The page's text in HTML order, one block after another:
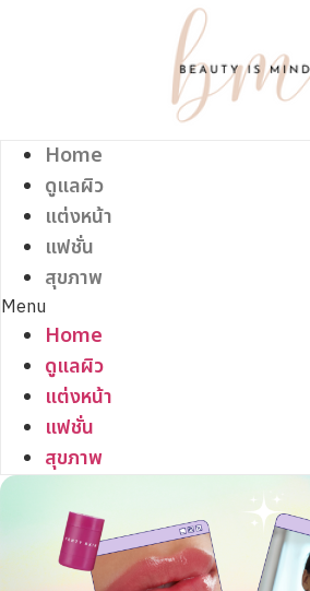
Home
ดูแลผิว
แต่งหน้า
แฟชั่น
สุขภาพ
Menu
Home
ดูแลผิว
แต่งหน้า
แฟชั่น
สุขภาพ